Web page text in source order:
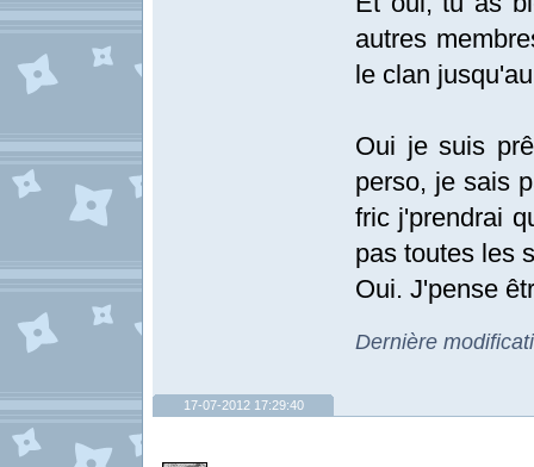
autres
le clan
Oui je suis
perso, je sais
fric j'prendrai
pas toutes les
Oui. J'pense
Dernière
17-07-2012 17:29:40